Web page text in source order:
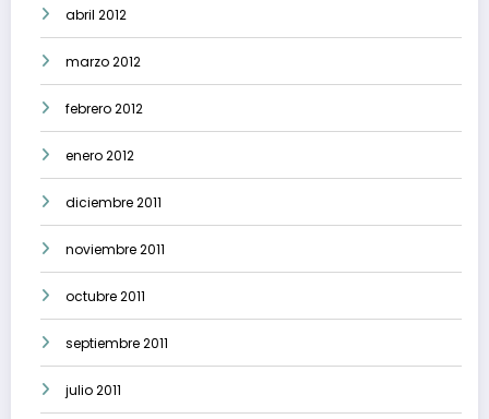
abril 2012
marzo 2012
febrero 2012
enero 2012
diciembre 2011
noviembre 2011
octubre 2011
septiembre 2011
julio 2011